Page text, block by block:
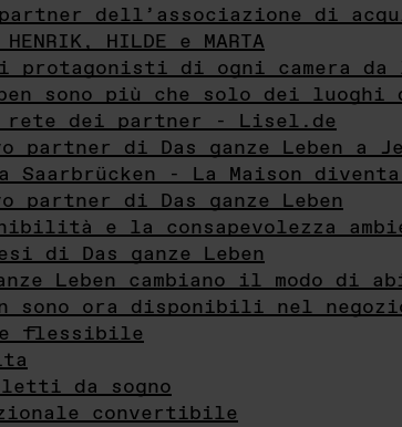
dell’associazione di
HILDE e MARTA
i protagonisti di ogni camera
sono più che solo dei
rete dei partner - Lisel.de
di Das ganze Leben a
Saarbrücken - La Maison
di Das ganze Leben
e la consapevolezza
di Das ganze Leben
Leben cambiano il modo di
sono ora disponibili nel negozio
flessibile
letti da sogno
convertibile